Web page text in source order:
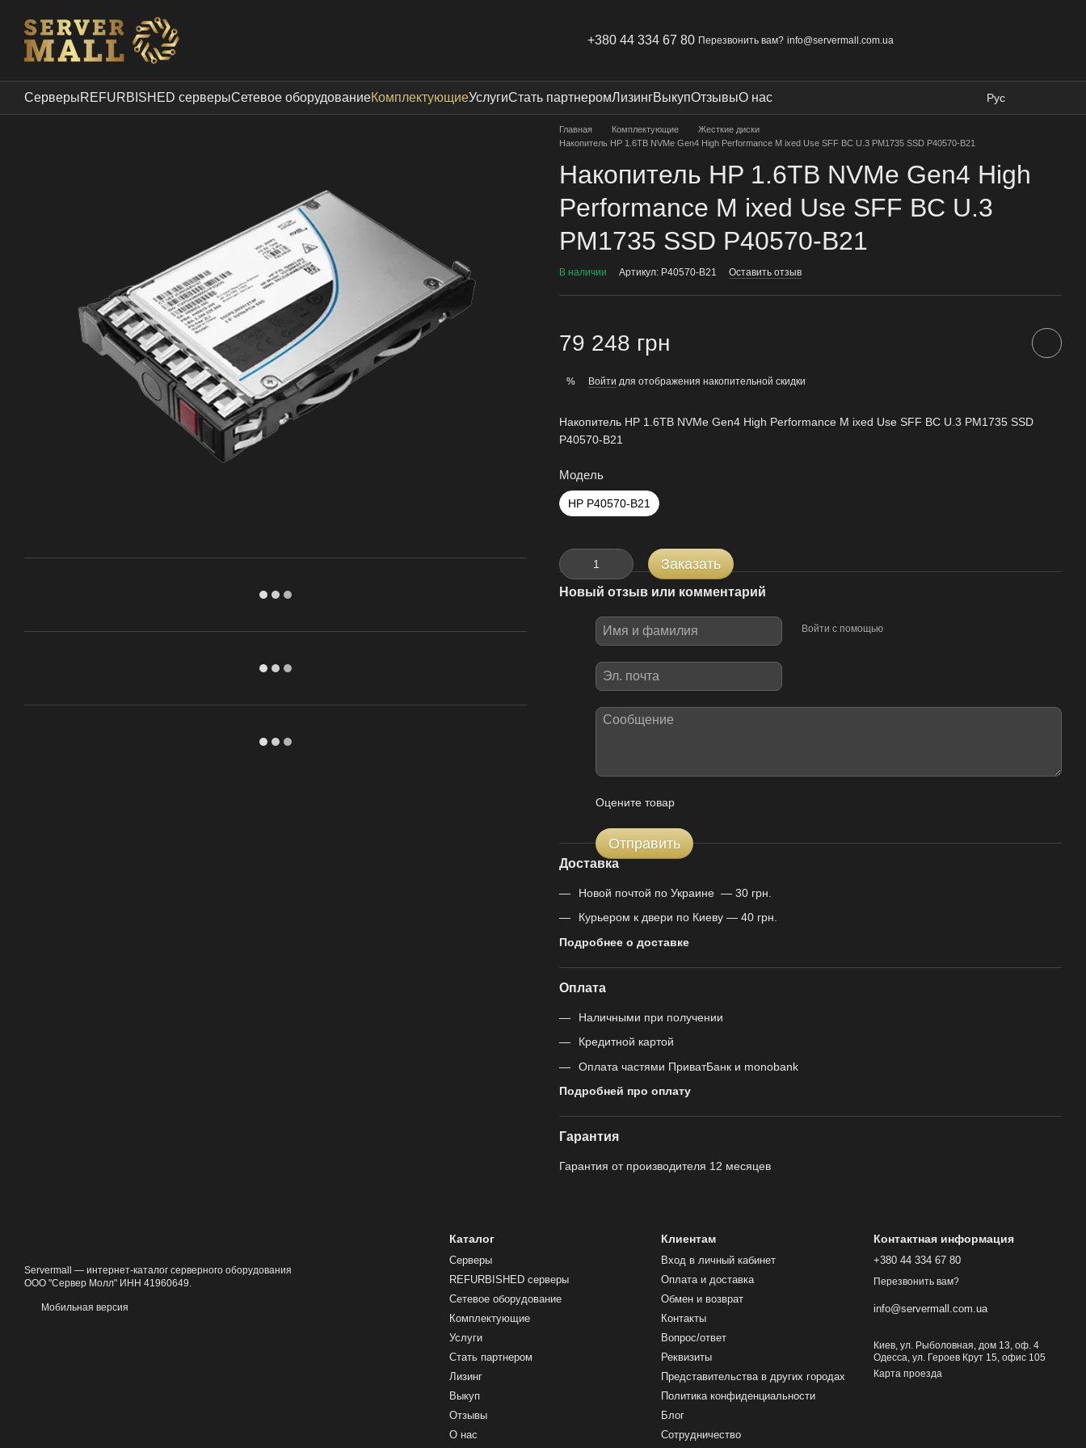
+380 44 334 67 80 Перезвонить вам? info@servermall.com.ua
СерверыREFURBISHED серверыСетевое оборудованиеКомплектующиеУслугиСтать партнеромЛизингВыкупОтзывыО нас Рус
Главная Комплектующие
Жесткие диски
Накопитель HP 1.6TB NVMe Gen4 High Performance M ixed Use SFF BC U.3 PM1735 SSD P40570-B21
Накопитель HP 1.6TB NVMe Gen4 High
Performance M ixed Use SFF BC U.3
PM1735 SSD P40570-B21
В наличии Артикул: P40570-B21 Оставить отзыв
79 248 грн
% Войти для отображения накопительной скидки
Накопитель HP 1.6TB NVMe Gen4 High Performance M ixed Use SFF BC U.3 PM1735 SSD
P40570-B21
Модель
HP P40570-B21
Заказать
Новый отзыв или комментарий
Войти с помощью
Оцените товар
Отправить
Доставка
Новой почтой по Украине — 30 грн.
Курьером к двери по Киеву — 40 грн.
Подробнее о доставке
Оплата
Наличными при получении
Кредитной картой
Оплата частями ПриватБанк и monobank
Подробней про оплату
Гарантия
Гарантия от производителя 12 месяцев
Servermall — интернет-каталог серверного оборудования
ООО "Сервер Молл" ИНН 41960649.
Мобильная версия
Каталог
Серверы
REFURBISHED серверы
Сетевое оборудование
Комплектующие
Услуги
Стать партнером
Лизинг
Выкуп
Отзывы
О нас
Клиентам
Вход в личный кабинет
Оплата и доставка
Обмен и возврат
Контакты
Вопрос/ответ
Реквизиты
Представительства в других городах
Политика конфиденциальности
Блог
Сотрудничество
Контактная информация
+380 44 334 67 80
Перезвонить вам?
info@servermall.com.ua
Киев, ул. Рыболовная, дом 13, оф. 4
Одесса, ул. Героев Крут 15, офис 105
Карта проезда